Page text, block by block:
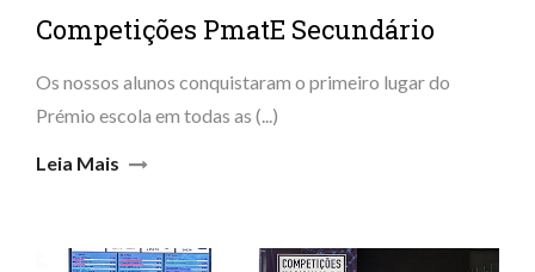
Competições PmatE Secundário
Os nossos alunos conquistaram o primeiro lugar do
Prémio escola em todas as (...)
Leia Mais